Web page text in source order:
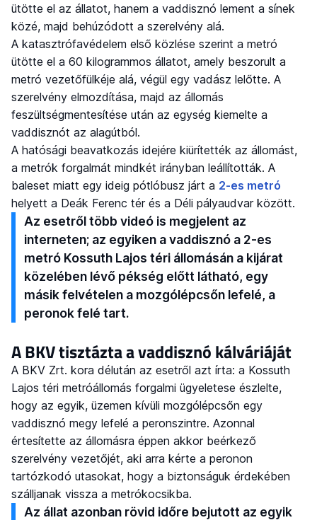
ütötte el az állatot, hanem a vaddisznó lement a sínek
közé, majd behúzódott a szerelvény alá.
A katasztrófavédelem első közlése szerint a metró
ütötte el a 60 kilogrammos állatot, amely beszorult a
metró vezetőfülkéje alá, végül egy vadász lelőtte. A
szerelvény elmozdítása, majd az állomás
feszültségmentesítése után az egység kiemelte a
vaddisznót az alagútból.
A hatósági beavatkozás idejére kiürítették az állomást,
a metrók forgalmát mindkét irányban leállították. A
baleset miatt egy ideig pótlóbusz járt a 2-es metró
helyett a Deák Ferenc tér és a Déli pályaudvar között.
Az esetről több videó is megjelent az
interneten; az egyiken a vaddisznó a 2-es
metró Kossuth Lajos téri állomásán a kijárat
közelében lévő pékség előtt látható, egy
másik felvételen a mozgólépcsőn lefelé, a
peronok felé tart.
A BKV tisztázta a vaddisznó kálváriáját
A BKV Zrt. kora délután az esetről azt írta: a Kossuth
Lajos téri metróállomás forgalmi ügyeletese észlelte,
hogy az egyik, üzemen kívüli mozgólépcsőn egy
vaddisznó megy lefelé a peronszintre. Azonnal
értesítette az állomásra éppen akkor beérkező
szerelvény vezetőjét, aki arra kérte a peronon
tartózkodó utasokat, hogy a biztonságuk érdekében
szálljanak vissza a metrókocsikba.
Az állat azonban rövid időre bejutott az egyik